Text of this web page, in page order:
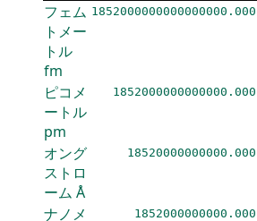
フェム
トメー
トル
fm
1852000000000000000.000
ピコメ
ートル
pm
1852000000000000.000
オング
ストロ
ーム Å
18520000000000.000
ナノメ
1852000000000.000